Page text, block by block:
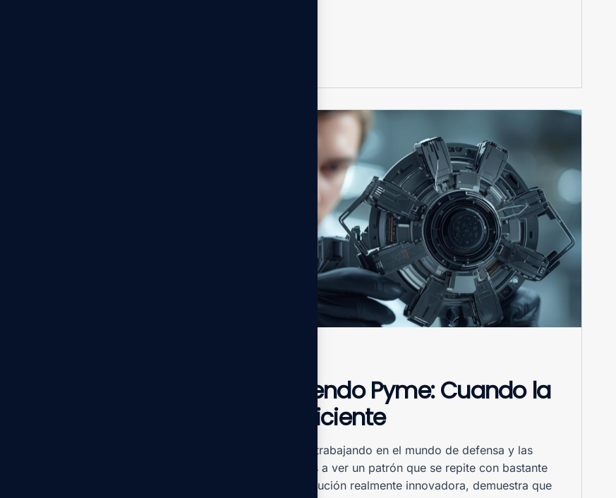
Entrar en Defensa siendo Pyme: Cuando la
tecnología no es suficiente
Seamos directos: cuando llevas tiempo trabajando en el mundo de defensa y las
tecnologías duales en España, empiezas a ver un patrón que se repite con bastante
frecuencia. Una pyme desarrolla una solución realmente innovadora, demuestra que